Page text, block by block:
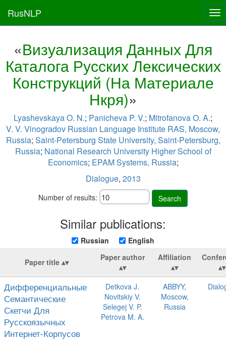
RusNLP
«Визуализация Данных Для
Каталога Русских Лексических
Конструкций (На Материале
Нкря)»
Lyashevskaya O. N.; Panicheva P. V.; Mitrofanova O. A.;
V. V. Vinogradov Russian Language Institute RAS, Moscow,
Russia; Saint-Petersburg State University, Saint-Petersburg,
Russia; National Research University Higher School of
Economics; EPAM Systems, Russia;
Dialogue, 2013
Number of results: Search
Similar publications:
Russian English
Paper title Paper author Affiliation
Дифференциальные
Семантические
Скетчи Для
Русскоязычных
Интернет-Корпусов
Detkova J.
Novitskiy V.
Selegej V. P.
Petrova M. A.
ABBYY,
Moscow,
Russia